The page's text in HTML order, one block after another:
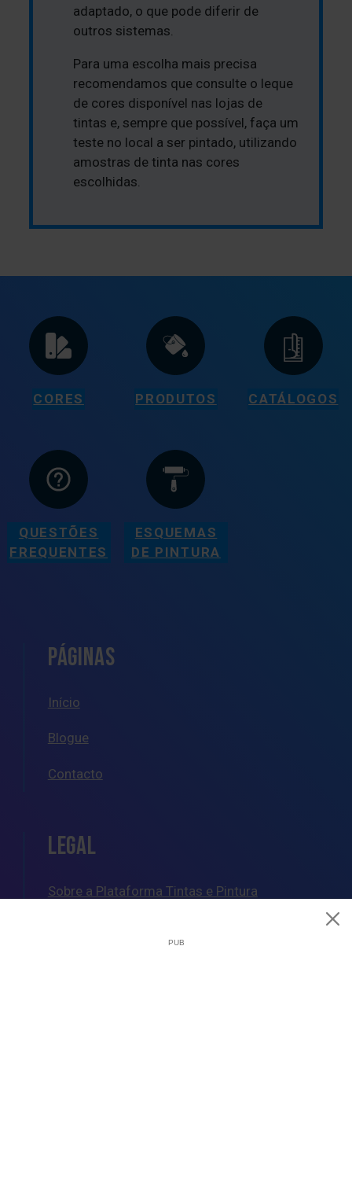
adaptado, o que pode diferir de
outros sistemas.
Para uma escolha mais precisa
recomendamos que consulte o leque
de cores disponível nas lojas de
tintas e, sempre que possível, faça um
teste no local a ser pintado, utilizando
amostras de tinta nas cores
escolhidas.
CORES PRODUTOS CATÁLOGOS
QUESTÕES
FREQUENTES
ESQUEMAS
DE PINTURA
PÁGINAS
Início
Blogue
Contacto
LEGAL
Sobre a Plataforma Tintas e Pintura